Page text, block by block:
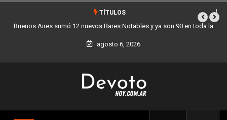
TÍTULOS
y ya son 90 en toda la Los stands móviles de la Ciudad llegan esta
agosto 6, 2026